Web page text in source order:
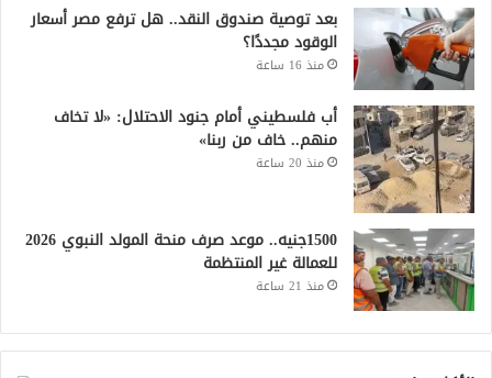
بعد توصية صندوق النقد.. هل ترفع مصر أسعار
الوقود مجددًا؟
منذ 16 ساعة
أب فلسطيني أمام جنود الاحتلال: «لا تخاف
منهم.. خاف من ربنا»
منذ 20 ساعة
1500جنيه.. موعد صرف منحة المولد النبوي 2026
للعمالة غير المنتظمة
منذ 21 ساعة